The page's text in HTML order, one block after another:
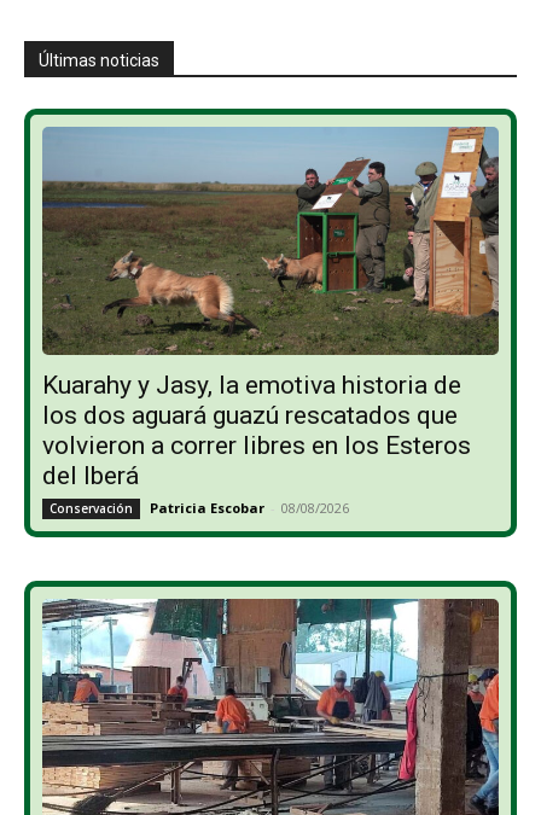
Últimas noticias
Kuarahy y Jasy, la emotiva historia de
los dos aguará guazú rescatados que
volvieron a correr libres en los Esteros
del Iberá
Conservación Patricia Escobar - 08/08/2026